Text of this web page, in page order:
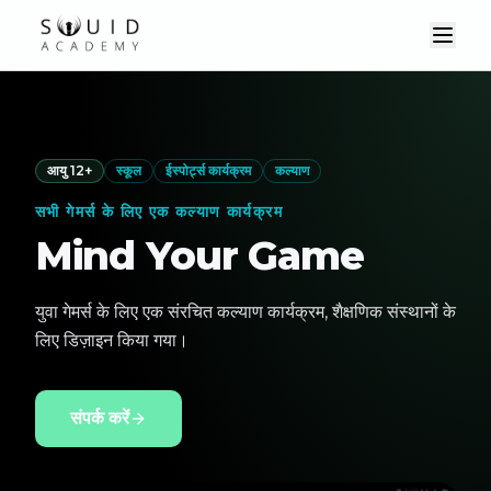
आयु 12+ स्कूल ईस्पोर्ट्स कार्यक्रम कल्याण
सभी गेमर्स के लिए एक कल्याण कार्यक्रम
Mind Your Game
युवा गेमर्स के लिए एक संरचित कल्याण कार्यक्रम, शैक्षणिक संस्थानों के
लिए डिज़ाइन किया गया।
संपर्क करें